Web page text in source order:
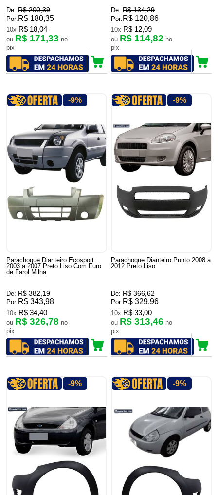
De: R$ 200,39
Por: R$ 180,35
10x R$ 18,04
ou R$ 171,33 no
pix
De: R$ 134,29
Por: R$ 120,86
10x R$ 12,09
ou R$ 114,82 no
pix
-9%
Parachoque Dianteiro Ecosport
2003 a 2007 Preto Liso Com Furo
de Farol Milha
De: R$ 382,19
Por: R$ 343,98
10x R$ 34,40
ou R$ 326,78 no
pix
-9%
Parachoque Dianteiro Punto 2008 a
2012 Preto Liso
De: R$ 366,62
Por: R$ 329,96
10x R$ 33,00
ou R$ 313,46 no
pix
-9% -9%